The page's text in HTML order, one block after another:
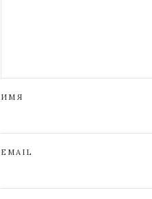
ИМЯ
EMAIL